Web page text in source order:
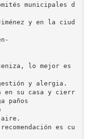
municipales d
y en la ciud
lo mejor es
y alergia.
en su casa y cierr
paños
aire.
es cu